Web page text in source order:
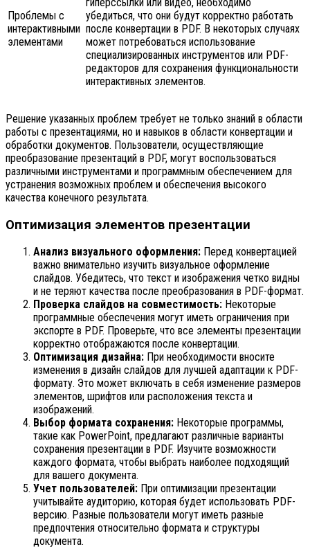
Проблемы с
интерактивными
элементами
убедиться, что они будут корректно работать
после конвертации в PDF. В некоторых случаях
может потребоваться использование
специализированных инструментов или PDF-
редакторов для сохранения функциональности
интерактивных элементов.
Решение указанных проблем требует не только знаний в области
работы с презентациями, но и навыков в области конвертации и
обработки документов. Пользователи, осуществляющие
преобразование презентаций в PDF, могут воспользоваться
различными инструментами и программным обеспечением для
устранения возможных проблем и обеспечения высокого
качества конечного результата.
Оптимизация элементов презентации
Анализ визуального оформления: Перед конвертацией
важно внимательно изучить визуальное оформление
слайдов. Убедитесь, что текст и изображения четко видны
и не теряют качества после преобразования в PDF-формат.
Проверка слайдов на совместимость: Некоторые
программные обеспечения могут иметь ограничения при
экспорте в PDF. Проверьте, что все элементы презентации
корректно отображаются после конвертации.
Оптимизация дизайна: При необходимости вносите
изменения в дизайн слайдов для лучшей адаптации к PDF-
формату. Это может включать в себя изменение размеров
элементов, шрифтов или расположения текста и
изображений.
Выбор формата сохранения: Некоторые программы,
такие как PowerPoint, предлагают различные варианты
сохранения презентации в PDF. Изучите возможности
каждого формата, чтобы выбрать наиболее подходящий
для вашего документа.
Учет пользователей: При оптимизации презентации
учитывайте аудиторию, которая будет использовать PDF-
версию. Разные пользователи могут иметь разные
предпочтения относительно формата и структуры
документа.